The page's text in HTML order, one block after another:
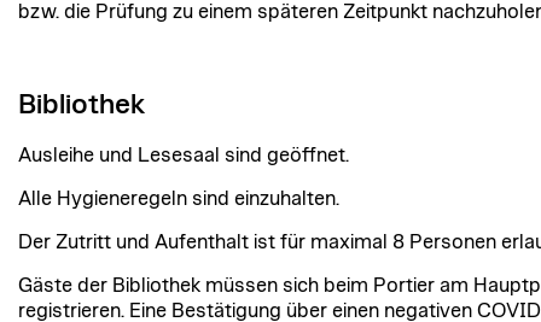
bzw. die Prüfung zu einem späteren Zeitpunkt
Bibliothek
Ausleihe und Lesesaal sind geöffnet.
Alle Hygieneregeln sind einzuhalten.
Der Zutritt und Aufenthalt ist für maximal 8 Personen
Gäste der Bibliothek müssen sich beim Portier am
registrieren. Eine Bestätigung über einen negativen